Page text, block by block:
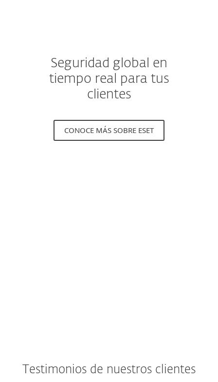
Seguridad global en
tiempo real para tus
clientes
CONOCE MÁS SOBRE ESET
Testimonios de nuestros clientes